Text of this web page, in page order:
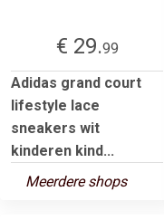
€ 29.99
Adidas grand court
lifestyle lace
sneakers wit
kinderen kind...
Meerdere shops